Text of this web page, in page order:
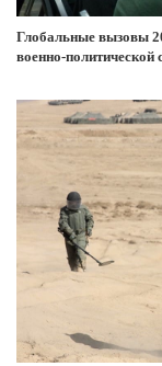
Глобальные вызовы
военно-политической